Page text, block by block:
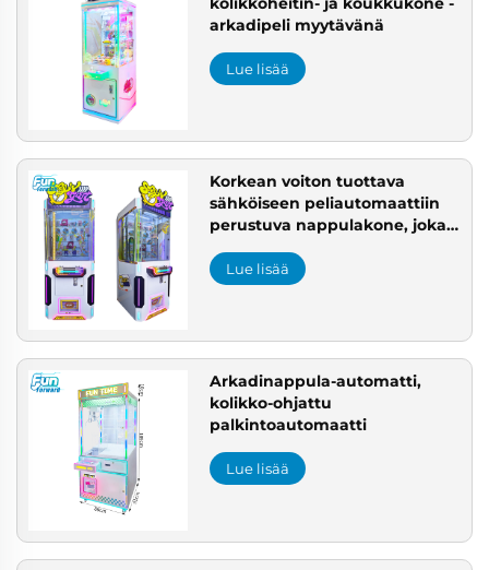
arkadipeli myytävänä
Lue lisää
Korkean voiton tuottava
sähköiseen peliautomaattiin
perustuva nappulakone, joka
Lue lisää
Arkadinappula-automatti,
kolikko-ohjattu
palkintoautomaatti
Lue lisää